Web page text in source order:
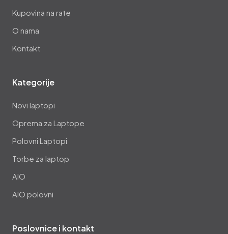
Kupovina na rate
O nama
Kontakt
Kategorije
Novi laptopi
Oprema za Laptope
Polovni Laptopi
Torbe za laptop
AIO
AIO polovni
Poslovnice i kontakt